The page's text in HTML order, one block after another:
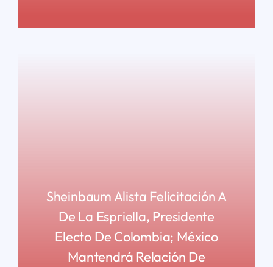
Sheinbaum Alista Felicitación A
De La Espriella, Presidente
Electo De Colombia; México
Mantendrá Relación De